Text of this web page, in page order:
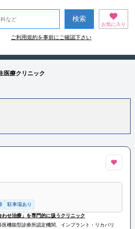
お気に入り
ご利用規約を事前にご確認下さい
医療クリニック
駐車場あり
わせ治療」を専門的に扱うクリニック
機能型診療所認定機関、インプラント・リカバリ